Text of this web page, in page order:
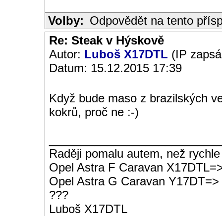
Volby: Odpovědět na tento
Re: Steak v Hýskově
Autor: Luboš X17DTL (IP
Datum: 15.12.2015 17:39
Když bude maso z brazilských
kokrů, proč ne :-)
Raději pomalu autem, než
Opel Astra F Caravan
Opel Astra G Caravan Y17DT=>
???
Luboš X17DTL